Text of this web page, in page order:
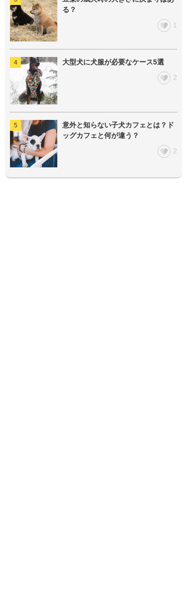
る？
1
大型犬に犬服が必要なケース5選
2
意外と知らない子犬カフェとは？ド
ッグカフェと何が違う？
2